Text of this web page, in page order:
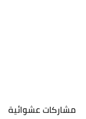
مشاركات عشوائية